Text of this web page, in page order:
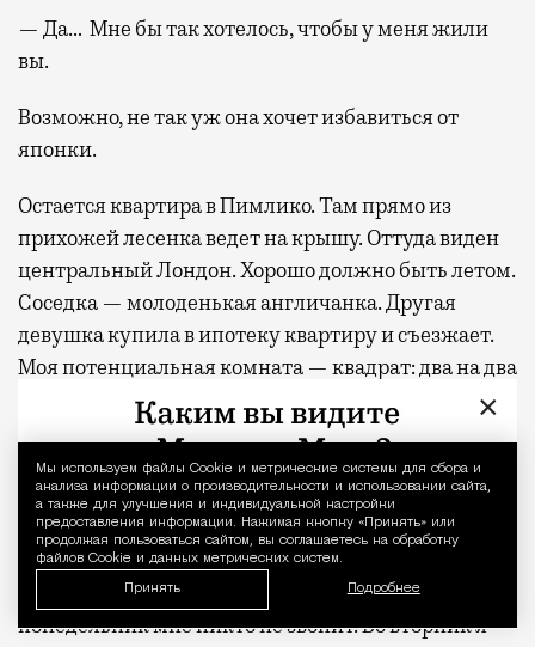
— Да… Мне бы так хотелось, чтобы у меня жили
вы.
Возможно, не так уж она хочет избавиться от
японки.
Остается квартира в Пимлико. Там прямо из
прихожей лесенка ведет на крышу. Оттуда виден
центральный Лондон. Хорошо должно быть летом.
Соседка — молоденькая англичанка. Другая
девушка купила в ипотеку квартиру и съезжает.
Моя потенциальная комната — квадрат: два на два
метра. Кровать занимает почти все пространство.
Вокруг остается проход в полметра. Туда же
втиснут комод с зеркалом и шкаф для одежды.
Одна пятая комнаты японки. Не густо, и я на
секунду думаю, что, может, стоит все же
позвонить пакистанке… Ну уж нет. Я высылаю
рекомендации и прекращаю поиски. В
понедельник мне никто не звонит. Во вторник я
Уведомление
Мы используем файлы Сookie и метрические системы для сбора и
анализа информации о производительности и использовании сайта,
а также для улучшения и индивидуальной настройки
предоставления информации. Нажимая кнопку «Принять» или
продолжая пользоваться сайтом, вы соглашаетесь на обработку
файлов Cookie и данных метрических систем.
Принять Подробнее
×